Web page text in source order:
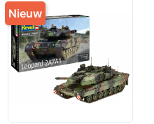
Nieuw